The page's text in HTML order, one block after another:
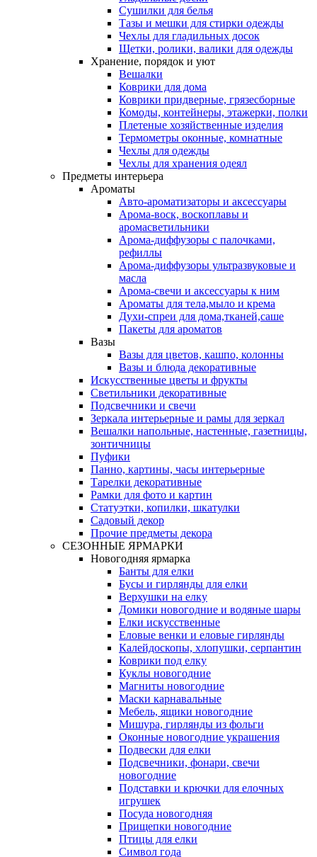
Сушилки для белья
Тазы и мешки для стирки одежды
Чехлы для гладильных досок
Щетки, ролики, валики для одежды
Хранение, порядок и уют
Вешалки
Коврики для дома
Коврики придверные, грязесборные
Комоды, контейнеры, этажерки, полки
Плетеные хозяйственные изделия
Термометры оконные, комнатные
Чехлы для одежды
Чехлы для хранения одеял
Предметы интерьера
Ароматы
Авто-ароматизаторы и аксессуары
Арома-воск, воскоплавы и
аромасветильники
Арома-диффузоры с палочками,
рефиллы
Арома-диффузоры ультразвуковые и
масла
Арома-свечи и аксессуары к ним
Ароматы для тела,мыло и крема
Духи-спреи для дома,тканей,саше
Пакеты для ароматов
Вазы
Вазы для цветов, кашпо, колонны
Вазы и блюда декоративные
Искусственные цветы и фрукты
Светильники декоративные
Подсвечники и свечи
Зеркала интерьерные и рамы для зеркал
Вешалки напольные, настенные, газетницы,
зонтичницы
Пуфики
Панно, картины, часы интерьерные
Тарелки декоративные
Рамки для фото и картин
Статуэтки, копилки, шкатулки
Садовый декор
Прочие предметы декора
СЕЗОННЫЕ ЯРМАРКИ
Новогодняя ярмарка
Банты для елки
Бусы и гирлянды для елки
Верхушки на елку
Домики новогодние и водяные шары
Елки искусственные
Еловые венки и еловые гирлянды
Калейдоскопы, хлопушки, серпантин
Коврики под елку
Куклы новогодние
Магниты новогодние
Маски карнавальные
Мебель, ящики новогодние
Мишура, гирлянды из фольги
Оконные новогодние украшения
Подвески для елки
Подсвечники, фонари, свечи
новогодние
Подставки и крючки для елочных
игрушек
Посуда новогодняя
Прищепки новогодние
Птицы для елки
Символ года